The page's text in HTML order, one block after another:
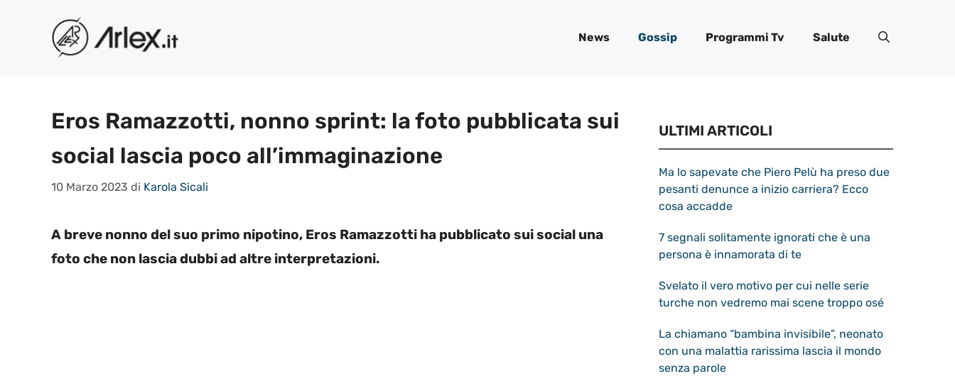
contenuto
News Gossip Programmi Tv Salute
Eros Ramazzotti, nonno sprint: la foto pubblicata sui
social lascia poco all’immaginazione
10 Marzo 2023 di Karola Sicali
A breve nonno del suo primo nipotino, Eros Ramazzotti ha pubblicato sui social una
foto che non lascia dubbi ad altre interpretazioni.
ULTIMI ARTICOLI
Ma lo sapevate che Piero Pelù ha preso due
pesanti denunce a inizio carriera? Ecco
cosa accadde
7 segnali solitamente ignorati che è una
persona è innamorata di te
Svelato il vero motivo per cui nelle serie
turche non vedremo mai scene troppo osé
La chiamano “bambina invisibile”, neonato
con una malattia rarissima lascia il mondo
senza parole